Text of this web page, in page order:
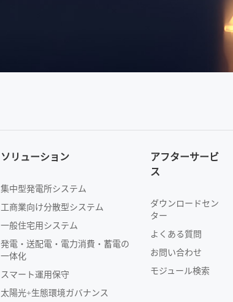
ソリューション
集中型発電所システム
工商業向け分散型システム
一般住宅用システム
発電・送配電・電力消費・蓄電の
一体化
スマート運用保守
太陽光+生態環境ガバナンス
アフターサービ
ス
ダウンロードセン
ター
よくある質問
お問い合わせ
モジュール検索